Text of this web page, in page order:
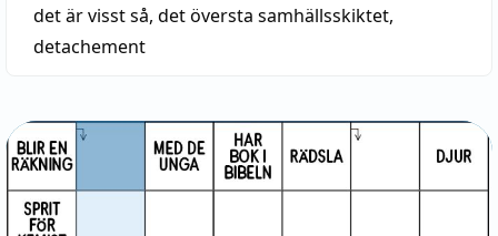
det är visst så, det översta samhällsskiktet,
detachement